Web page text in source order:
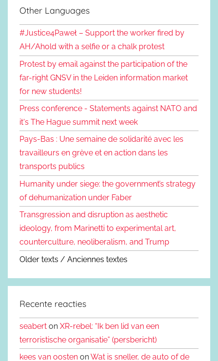
Other Languages
#Justice4Paweł – Support the worker fired by
AH/Ahold with a selfie or a chalk protest
Protest by email against the participation of the
far-right GNSV in the Leiden information market
for new students!
Press conference - Statements against NATO and
it's The Hague summit next week
Pays-Bas : Une semaine de solidarité avec les
travailleurs en grève et en action dans les
transports publics
Humanity under siege: the government’s strategy
of dehumanization under Faber
Transgression and disruption as aesthetic
ideology, from Marinetti to experimental art,
counterculture, neoliberalism, and Trump
Older texts / Anciennes textes
Recente reacties
seabert on XR-rebel: “Ik ben lid van een
terroristische organisatie” (persbericht)
kees van oosten onWat is sneller, de auto of de